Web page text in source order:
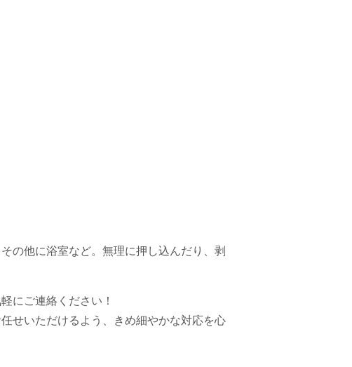
の他に浴室など。無理に押し込んだり、剥
にご連絡ください！
せいただけるよう、きめ細やかな対応を心